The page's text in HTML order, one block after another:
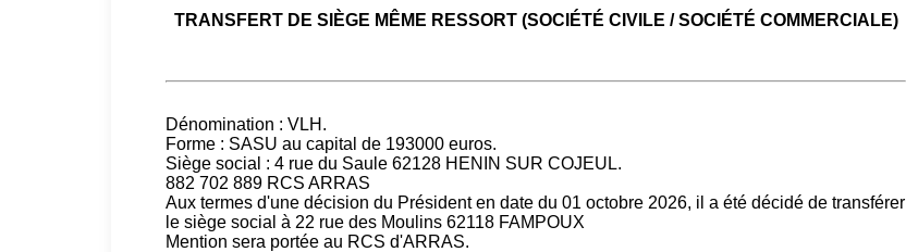
TRANSFERT DE SIÈGE MÊME RESSORT (SOCIÉTÉ CIVILE / SOCIÉTÉ COMMERCIALE)
Dénomination : VLH.
Forme : SASU au capital de 193000 euros.
Siège social : 4 rue du Saule 62128 HENIN SUR COJEUL.
882 702 889 RCS ARRAS
Aux termes d'une décision du Président en date du 01 octobre 2026, il a été décidé de transférer
le siège social à 22 rue des Moulins 62118 FAMPOUX
Mention sera portée au RCS d'ARRAS.